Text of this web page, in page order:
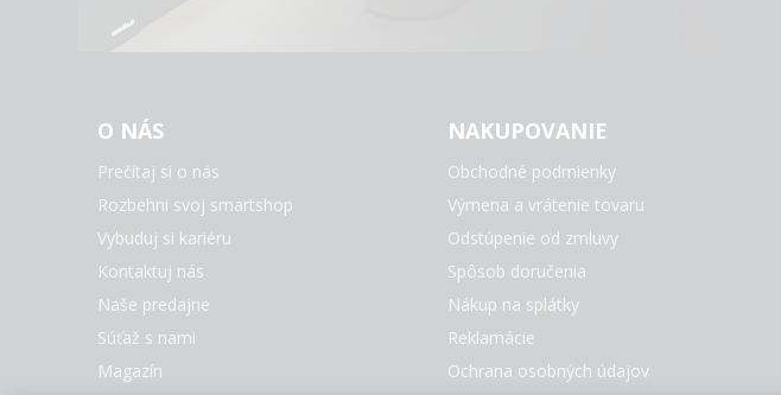
O NÁS
Prečítaj si o nás
Rozbehni svoj smartshop
Vybuduj si kariéru
Kontaktuj nás
Naše predajne
Súťaž s nami
Magazín
NAKUPOVANIE
Obchodné podmienky
Výmena a vrátenie tovaru
Odstúpenie od zmluvy
Spôsob doručenia
Nákup na splátky
Reklamácie
Ochrana osobných údajov